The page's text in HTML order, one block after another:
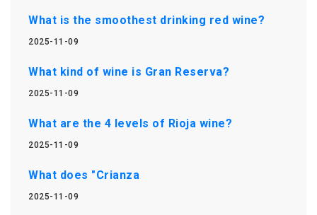
What is the smoothest drinking red wine?
2025-11-09
What kind of wine is Gran Reserva?
2025-11-09
What are the 4 levels of Rioja wine?
2025-11-09
What does "Crianza
2025-11-09